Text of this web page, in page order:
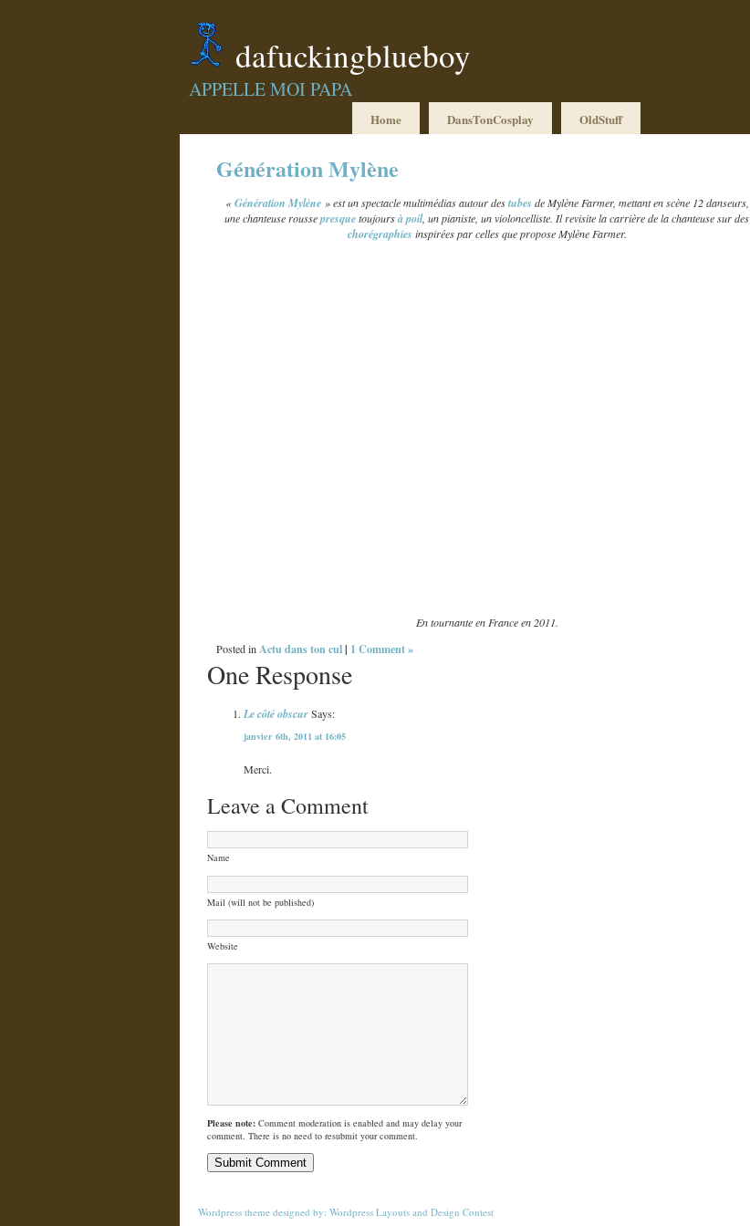
dafuckingblueboy
APPELLE MOI PAPA
Home DansTonCosplay OldStuff
Génération Mylène
«Génération Mylène» est un spectacle multimédias autour destubes de Mylène Farmer, mettant en scène 12 danseurs,
une chanteuse roussepresquetoujoursà poil, un pianiste, un violoncelliste. Il revisite la carrière de la chanteuse sur des
chorégraphies inspirées par celles que propose Mylène Farmer.
En tournante en France en 2011.
Posted inActu dans ton cul| 1 Comment »
One Response
Le côté obscurSays:
janvier 6th, 2011 at 16:05
Merci.
Leave a Comment
Name
Mail (will not be published)
Website
Please note: Comment moderation is enabled and may delay your
comment. There is no need to resubmit your comment.
Wordpress theme designed by: Wordpress Layouts and Design Contest